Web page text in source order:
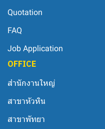
Quotation
FAQ
Job Application
OFFICE
สำนักงานใหญ่
สาขาหัวหิน
สาขาพัทยา